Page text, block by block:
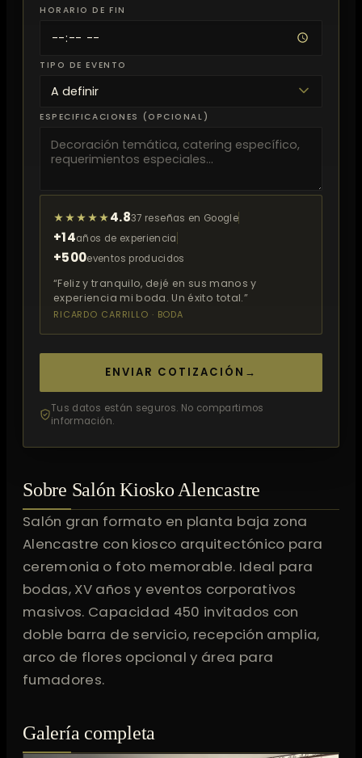
Sobre Salón Kiosko Alencastre
Salón gran formato en planta baja zona
Alencastre con kiosco arquitectónico para
ceremonia o foto memorable. Ideal para
bodas, XV años y eventos corporativos
masivos. Capacidad 450 invitados con
doble barra de servicio, recepción amplia,
arco de flores opcional y área para
fumadores.
Galería completa
HORARIO DE FIN
TIPO DE EVENTO
ESPECIFICACIONES (OPCIONAL)
★★★★★4.837 reseñas en Google
+14años de experiencia
+500eventos producidos
“Feliz y tranquilo, dejé en sus manos y
experiencia mi boda. Un éxito total.”
RICARDO CARRILLO · BODA
ENVIAR COTIZACIÓN →
Tus datos están seguros. No compartimos
información.